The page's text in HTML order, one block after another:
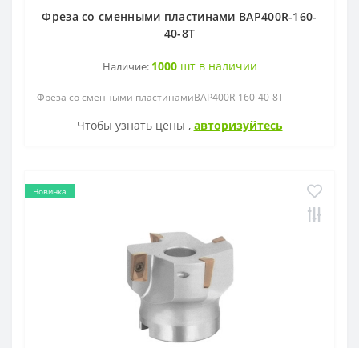
Фреза со сменными пластинами BAP400R-160-
40-8T
Наличие: 1000шт в наличии
Фреза со сменными пластинамиBAP400R-160-40-8T
Чтобы узнать цены , авторизуйтесь
Новинка